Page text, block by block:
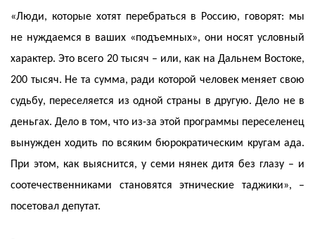
«Люди, которые хотят перебраться в Россию, говорят: мы
не нуждаемся в ваших «подъемных», они носят условный
характер. Это всего 20 тысяч – или, как на Дальнем Востоке,
200 тысяч. Не та сумма, ради которой человек меняет свою
судьбу, переселяется из одной страны в другую. Дело не в
деньгах. Дело в том, что из-за этой программы переселенец
вынужден ходить по всяким бюрократическим кругам ада.
При этом, как выяснится, у семи нянек дитя без глазу – и
соотечественниками становятся этнические таджики», –
посетовал депутат.